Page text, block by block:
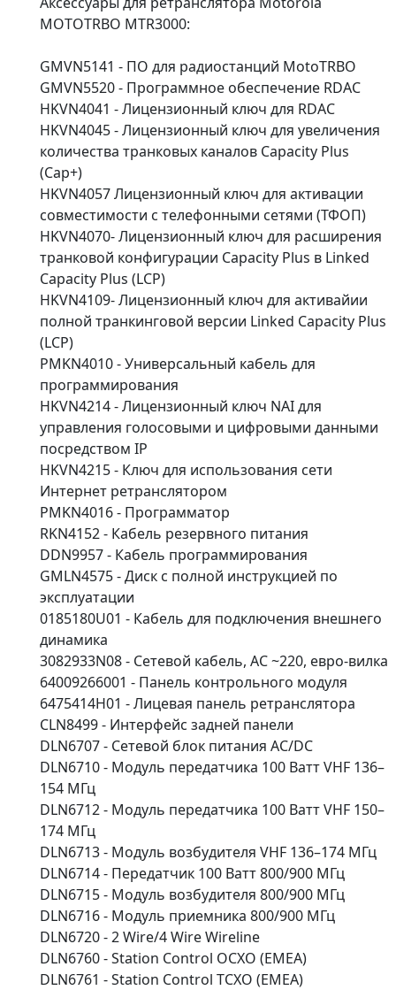
MOTOTRBO MTR3000:
GMVN5141 - ПО для радиостанций MotoTRBO
GMVN5520 - Программное обеспечение RDAC
HKVN4041 - Лицензионный ключ для RDAC
HKVN4045 - Лицензионный ключ для увеличения
количества транковых каналов Capacity Plus
(Cap+)
HKVN4057 Лицензионный ключ для активации
совместимости с телефонными сетями (ТФОП)
HKVN4070- Лицензионный ключ для расширения
транковой конфигурации Capacity Plus в Linked
Capacity Plus (LCP)
HKVN4109- Лицензионный ключ для активайии
полной транкинговой версии Linked Capacity Plus
(LCP)
PMKN4010 - Универсальный кабель для
программирования
HKVN4214 - Лицензионный ключ NAI для
управления голосовыми и цифровыми данными
посредством IP
HKVN4215 - Ключ для использования сети
Интернет ретранслятором
PMKN4016 - Программатор
RKN4152 - Кабель резервного питания
DDN9957 - Кабель программирования
GMLN4575 - Диск с полной инструкцией по
эксплуатации
0185180U01 - Кабель для подключения внешнего
динамика
3082933N08 - Сетевой кабель, AC ~220, евро-вилка
64009266001 - Панель контрольного модуля
6475414H01 - Лицевая панель ретранслятора
CLN8499 - Интерфейс задней панели
DLN6707 - Сетевой блок питания AC/DC
DLN6710 - Модуль передатчика 100 Ватт VHF 136–
154 МГц
DLN6712 - Модуль передатчика 100 Ватт VHF 150–
174 МГц
DLN6713 - Модуль возбудителя VHF 136–174 МГц
DLN6714 - Передатчик 100 Ватт 800/900 МГц
DLN6715 - Модуль возбудителя 800/900 МГц
DLN6716 - Модуль приемника 800/900 МГц
DLN6720 - 2 Wire/4 Wire Wireline
DLN6760 - Station Control OCXO (EMEA)
DLN6761 - Station Control TCXO (EMEA)